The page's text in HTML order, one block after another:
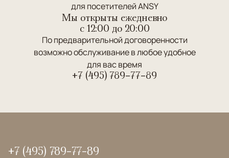
для посетителей ANSY
Мы открыты ежедневно
c 12:00 до 20:00
По предварительной договоренности
возможно обслуживание в любое удобное
для вас время
+7 (495) 789-77-89
+7 (495) 789-77-89